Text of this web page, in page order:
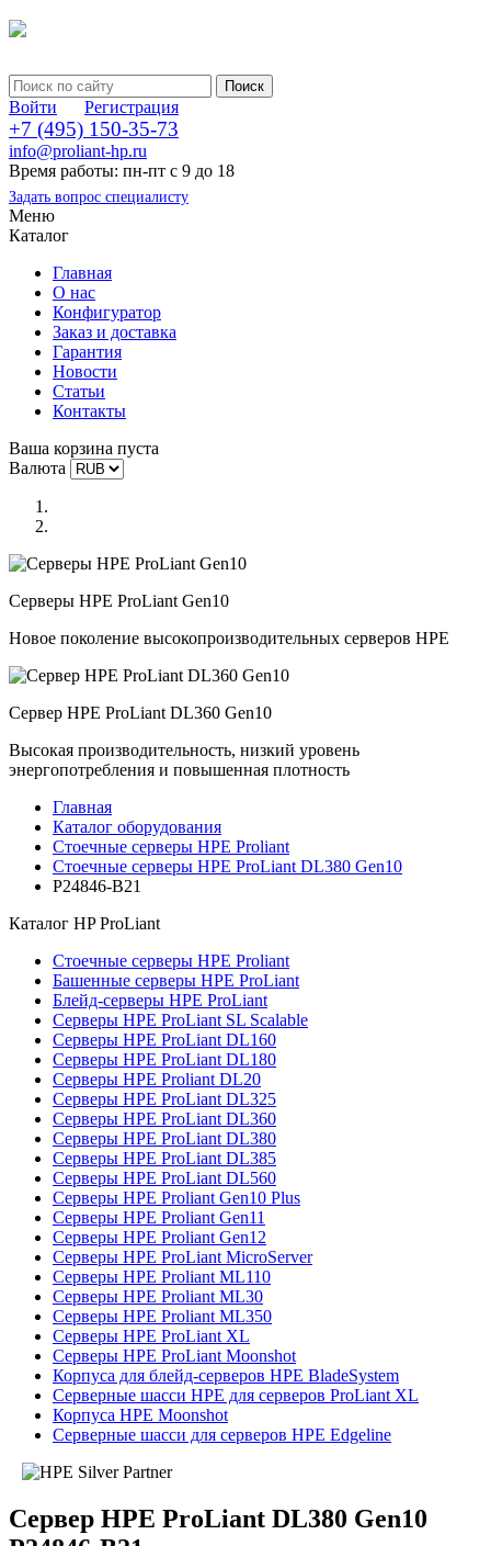
Войти Регистрация
+7 (495) 150-35-73
info@proliant-hp.ru
Время работы: пн-пт с 9 до 18
Задать вопрос специалисту
Меню
Каталог
Главная
О нас
Конфигуратор
Заказ и доставка
Гарантия
Новости
Статьи
Контакты
Ваша корзина пуста
Валюта
Серверы HPE ProLiant Gen10
Новое поколение высокопроизводительных серверов HPE
Сервер HPE ProLiant DL360 Gen10
Высокая производительность, низкий уровень
энергопотребления и повышенная плотность
Главная
Каталог оборудования
Стоечные серверы HPE Proliant
Стоечные серверы HPE ProLiant DL380 Gen10
P24846-B21
Каталог HP ProLiant
Стоечные серверы HPE Proliant
Башенные серверы HPE ProLiant
Блейд-серверы HPE ProLiant
Серверы HPE ProLiant SL Scalable
Серверы HPE ProLiant DL160
Серверы HPE ProLiant DL180
Серверы HPE Proliant DL20
Серверы HPE ProLiant DL325
Серверы HPE ProLiant DL360
Серверы HPE ProLiant DL380
Серверы HPE ProLiant DL385
Серверы HPE ProLiant DL560
Серверы HPE Proliant Gen10 Plus
Серверы HPE Proliant Gen11
Серверы HPE Proliant Gen12
Серверы HPE ProLiant MicroServer
Серверы HPE Proliant ML110
Серверы HPE Proliant ML30
Серверы HPE Proliant ML350
Серверы HPE ProLiant XL
Серверы HPE ProLiant Moonshot
Корпуса для блейд-серверов HPE BladeSystem
Серверные шасси HPE для серверов ProLiant XL
Корпуса HPE Moonshot
Серверные шасси для серверов HPE Edgeline
Сервер HPE ProLiant DL380 Gen10